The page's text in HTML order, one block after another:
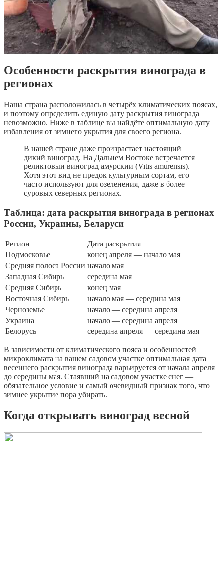
Особенности раскрытия винограда в
регионах
Наша страна расположилась в четырёх климатических поясах,
и поэтому определить единую дату раскрытия винограда
невозможно. Ниже в таблице вы найдёте оптимальную дату
избавления от зимнего укрытия для своего региона.
В нашей стране даже произрастает настоящий
дикий виноград. На Дальнем Востоке встречается
реликтовый виноград амурский (Vitis amurensis).
Хотя этот вид не предок культурным сортам, его
часто используют для озеленения, даже в более
суровых северных регионах.
Таблица: дата раскрытия винограда в регионах
России, Украины, Беларуси
Регион
Дата раскрытия
Подмосковье
конец апреля — начало мая
Средняя полоса России начало мая
Западная Сибирь
середина мая
Средняя Сибирь
конец мая
Восточная Сибирь
начало мая — середина мая
Черноземье
начало — середина апреля
Украина
начало — середина апреля
Белорусь
середина апреля — середина мая
В зависимости от климатического пояса и особенностей
микроклимата на вашем садовом участке оптимальная дата
весеннего раскрытия винограда варьируется от начала апреля
до середины мая. Стаявший на садовом участке снег —
обязательное условие и самый очевидный признак того, что
зимнее укрытие пора убирать.
Когда открывать виноград весной